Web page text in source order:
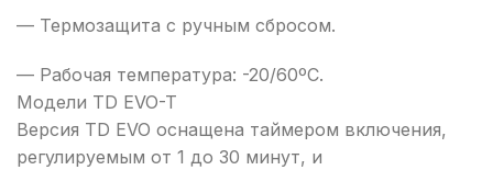
— Термозащита с ручным сбросом.
— Рабочая температура: -20/60ºC.
Модели TD EVO-T
Версия TD EVO оснащена таймером включения,
регулируемым от 1 до 30 минут, и